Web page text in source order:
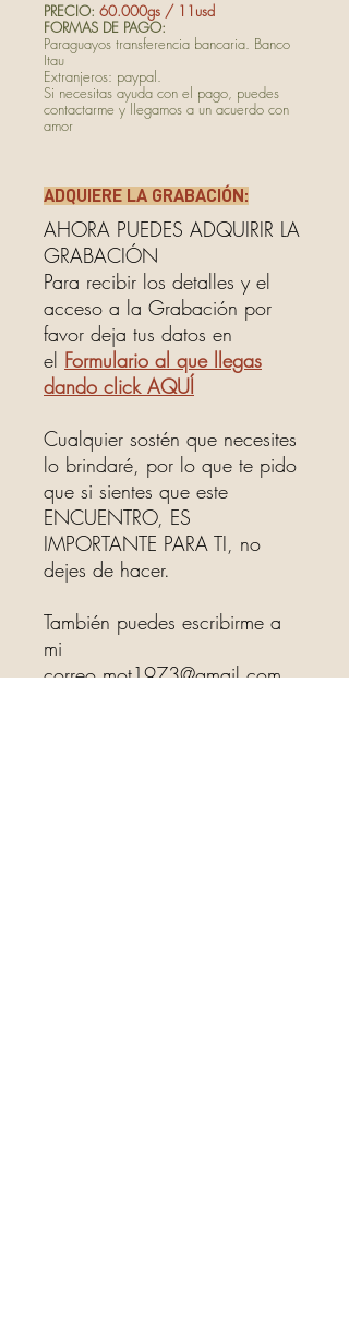
PRECIO: 60.000gs / 11usd
FORMAS DE PAGO:
Paraguayos transferencia bancaria. Banco
Itau
​Extranjeros: paypal.
Si necesitas ayuda con el pago, puedes
contactarme y llegamos a un acuerdo con
amor
ADQUIERE LA GRABACIÓN:
AHORA PUEDES ADQUIRIR LA
GRABACIÓN
Para recibir los detalles y el
acceso a la Grabación por
favor deja tus datos en
el Formulario al que llegas
dando click AQUÍ
Cualquier sostén que necesites
lo brindaré, por lo que te pido
que si sientes que este
ENCUENTRO, ES
IMPORTANTE PARA TI, no
dejes de hacer.
También puedes escribirme a
mi
correomot1973@gmail.com